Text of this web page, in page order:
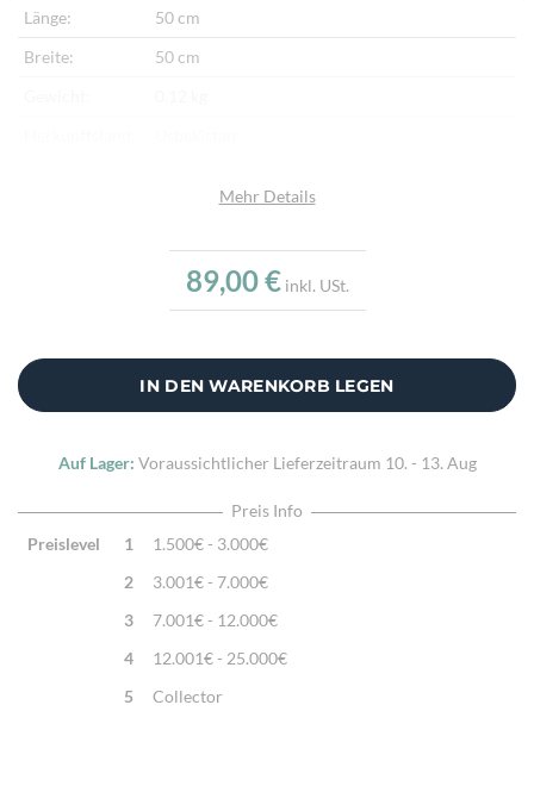
Länge:
50 cm
Breite:
50 cm
Handgewebt
Kissen aus weichem Seidensamt, Originaler
Zusatzinfo:
Kissenhülle ohne Füllung
Mehr Details
89,00 € inkl. USt.
IN DEN WARENKORB LEGEN
Auf Lager: Voraussichtlicher Lieferzeitraum 10. - 13. Aug
Preis Info
Preislevel
1
1.500€ - 3.000€
2
3.001€ - 7.000€
3
7.001€ - 12.000€
4
12.001€ - 25.000€
5
Collector